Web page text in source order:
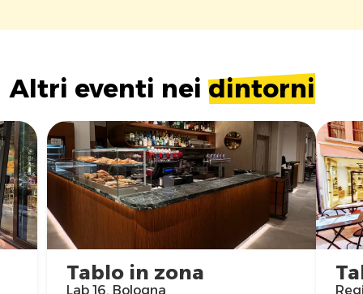
Altri eventi nei dintorni
Tablo in zona
Lab 16, Bologna